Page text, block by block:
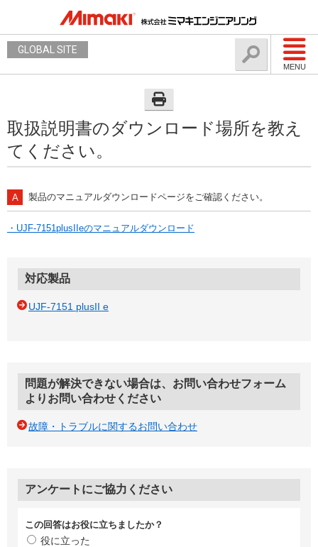
MENU
GLOBAL SITE
取扱説明書のダウンロード場所を教え
てください。
製品のマニュアルダウンロードページをご確認ください。
・UJF-7151plusIIeのマニュアルダウンロード
対応製品
UJF-7151 plusII e
問題が解決できない場合は、お問い合わせフォーム
よりお問い合わせください
故障・トラブルに関するお問い合わせ
アンケートにご協力ください
この回答はお役に立ちましたか？
役に立った